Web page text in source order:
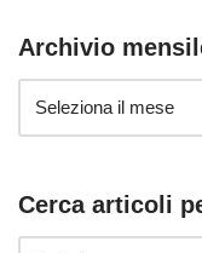
Archivio
Cerca articoli